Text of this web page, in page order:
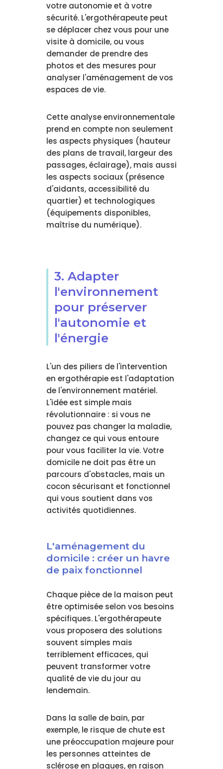
votre autonomie et à votre
sécurité. L'ergothérapeute peut
se déplacer chez vous pour une
visite à domicile, ou vous
demander de prendre des
photos et des mesures pour
analyser l'aménagement de vos
espaces de vie.
Cette analyse environnementale
prend en compte non seulement
les aspects physiques (hauteur
des plans de travail, largeur des
passages, éclairage), mais aussi
les aspects sociaux (présence
d'aidants, accessibilité du
quartier) et technologiques
(équipements disponibles,
maîtrise du numérique).
3. Adapter
l'environnement
pour préserver
l'autonomie et
l'énergie
L'un des piliers de l'intervention
en ergothérapie est l'adaptation
de l'environnement matériel.
L'idée est simple mais
révolutionnaire : si vous ne
pouvez pas changer la maladie,
changez ce qui vous entoure
pour vous faciliter la vie. Votre
domicile ne doit pas être un
parcours d'obstacles, mais un
cocon sécurisant et fonctionnel
qui vous soutient dans vos
activités quotidiennes.
L'aménagement du
domicile : créer un havre
de paix fonctionnel
Chaque pièce de la maison peut
être optimisée selon vos besoins
spécifiques. L'ergothérapeute
vous proposera des solutions
souvent simples mais
terriblement efficaces, qui
peuvent transformer votre
qualité de vie du jour au
lendemain.
Dans la salle de bain, par
exemple, le risque de chute est
une préoccupation majeure pour
les personnes atteintes de
sclérose en plaques, en raison